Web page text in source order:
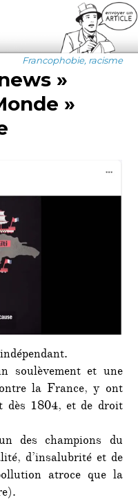
Catégories
Francophobie, racisme
»
»
soulèvement et une
la France, y ont
dès 1804, et de droit
des champions du
d’insalubrité et de
atroce que la